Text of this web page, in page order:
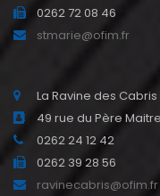
0262 72 08 46
stmarie@ofim.fr
La Ravine des Cabris
49 rue du Père Maitre
0262 24 12 42
0262 39 28 56
ravinecabris@ofim.fr